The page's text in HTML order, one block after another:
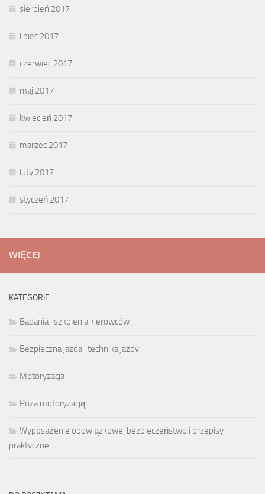
sierpień 2017
lipiec 2017
czerwiec 2017
maj 2017
kwiecień 2017
marzec 2017
luty 2017
styczeń 2017
WIĘCEJ
KATEGORIE
Badania i szkolenia kierowców
Bezpieczna jazda i technika jazdy
Motoryzacja
Poza motoryzacją
Wyposażenie obowiązkowe, bezpieczeństwo i przepisy
praktyczne